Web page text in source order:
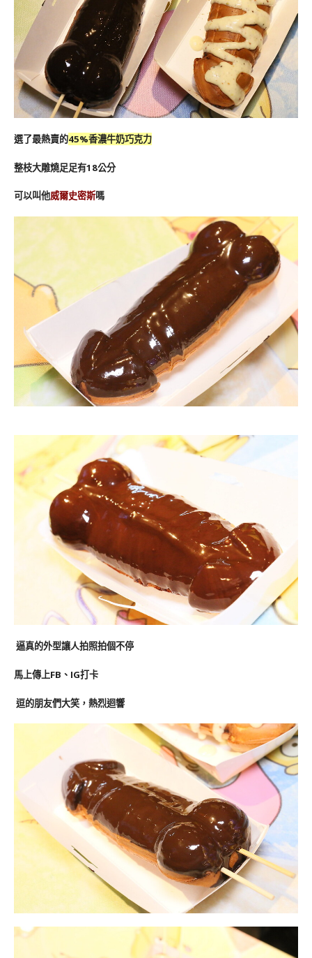
選了最熱賣的45%香濃牛奶巧克力
整枝大雕燒足足有18公分
可以叫他威爾史密斯嗎
逼真的外型讓人拍照拍個不停
馬上傳上FB、IG打卡
逗的朋友們大笑，熱烈迴響